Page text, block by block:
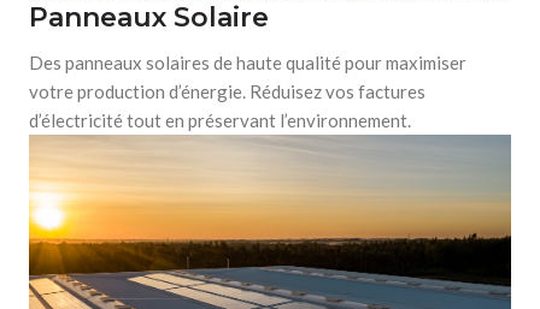
Panneaux Solaire
Des panneaux solaires de haute qualité pour maximiser
votre production d’énergie. Réduisez vos factures
d’électricité tout en préservant l’environnement.